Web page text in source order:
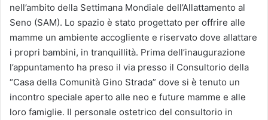
nell’ambito della Settimana Mondiale dell’Allattamento al
Seno (SAM). Lo spazio è stato progettato per offrire alle
mamme un ambiente accogliente e riservato dove allattare
i propri bambini, in tranquillità. Prima dell’inaugurazione
l’appuntamento ha preso il via presso il Consultorio della
“Casa della Comunità Gino Strada” dove si è tenuto un
incontro speciale aperto alle neo e future mamme e alle
loro famiglie. Il personale ostetrico del consultorio in